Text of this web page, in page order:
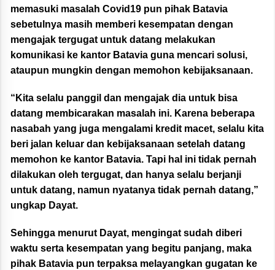
memasuki masalah Covid19 pun pihak Batavia
sebetulnya masih memberi kesempatan dengan
mengajak tergugat untuk datang melakukan
komunikasi ke kantor Batavia guna mencari solusi,
ataupun mungkin dengan memohon kebijaksanaan.
“Kita selalu panggil dan mengajak dia untuk bisa
datang membicarakan masalah ini. Karena beberapa
nasabah yang juga mengalami kredit macet, selalu kita
beri jalan keluar dan kebijaksanaan setelah datang
memohon ke kantor Batavia. Tapi hal ini tidak pernah
dilakukan oleh tergugat, dan hanya selalu berjanji
untuk datang, namun nyatanya tidak pernah datang,”
ungkap Dayat.
Sehingga menurut Dayat, mengingat sudah diberi
waktu serta kesempatan yang begitu panjang, maka
pihak Batavia pun terpaksa melayangkan gugatan ke